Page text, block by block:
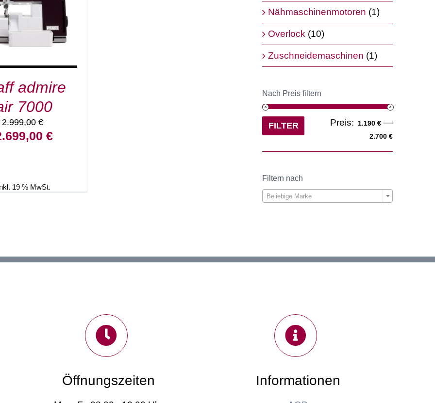
admire
7000
2.999,00€
€Aktueller
19 % MwSt.
Nähmaschinenmotoren (1)
Overlock (10)
Zuschneidemaschinen (1)
Nach Preis filtern
Min.
Preis
Max.
Preis
FILTER Preis: 1.190 € —
2.700 €
Filtern nach
Beliebige Marke
Öffnungszeiten Informationen